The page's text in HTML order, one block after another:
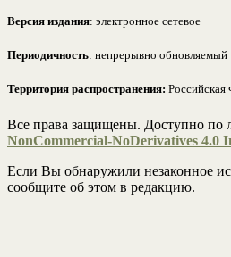
Версия издания: электронное сетевое
Периодичность: непрерывно обновляемый
Территория распространения:
Все права защищены. Доступно по
NonCommercial-NoDerivatives 4.0
Если Вы обнаружили незаконное
сообщите об этом в редакцию.